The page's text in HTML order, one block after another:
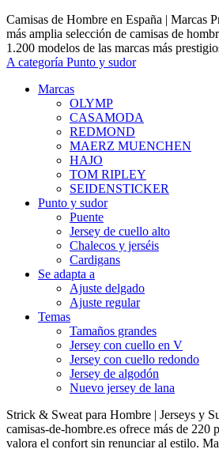
Camisas de Hombre en España | Marcas
más amplia selección de camisas de
1.200 modelos de las marcas más
A categoría Punto y sudor
Marcas
OLYMP
CASAMODA
REDMOND
MAERZ MUENCHEN
HAJO
TOM RIPLEY
SEIDENSTICKER
Punto y sudor
Puente
Jersey de cuello alto
Chalecos y jerséis
Cardigans
Se adapta a
Ajuste delgado
Ajuste regular
Temas
Tamaños grandes
Jersey con cuello en V
Jersey con cuello redondo
Jersey de algodón
Nuevo jersey de lana
Strick & Sweat para Hombre | Jerseys y
camisas-de-hombre.es ofrece más de 220
valora el confort sin renunciar al estilo.